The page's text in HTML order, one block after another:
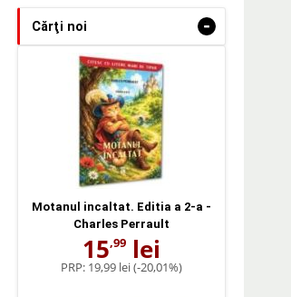
Cărţi noi -
Motanul incaltat. Editia a 2-a -
Charles Perrault
15,99 lei
PRP: 19,99 lei(-20,01%)